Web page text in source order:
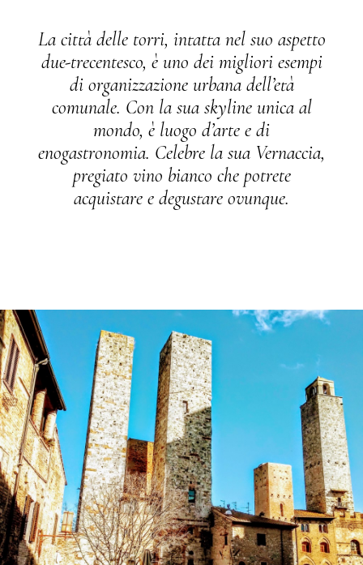
La città delle torri, intatta nel suo aspetto
due-trecentesco, è uno dei migliori esempi
di organizzazione urbana dell’età
comunale. Con la sua skyline unica al
mondo, è luogo d’arte e di
enogastronomia. Celebre la sua Vernaccia,
pregiato vino bianco che potrete
acquistare e degustare ovunque.